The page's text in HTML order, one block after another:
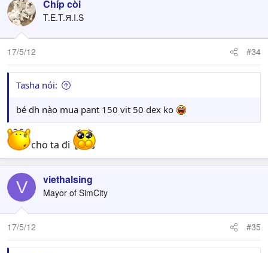
Chíp còi
T.E.T.Я.I.S
17/5/12 #34
Tasha nói:
bé dh nào mua pant 150 vit 50 dex ko
cho ta đi
V viethalsing
Mayor of SimCity
17/5/12 #35